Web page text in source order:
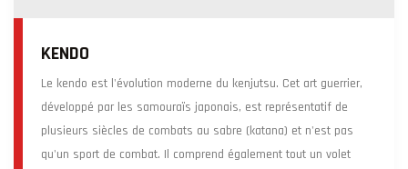
KENDO
Le kendo est l'évolution moderne du kenjutsu. Cet art guerrier,
développé par les samouraïs japonais, est représentatif de
plusieurs siècles de combats au sabre (katana) et n'est pas
qu'un sport de combat. Il comprend également tout un volet